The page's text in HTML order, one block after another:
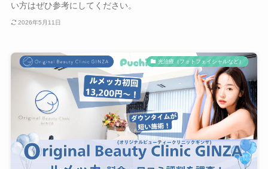
い方はぜひ参考にしてください。
2026年5月11日
光治療（フォトフェイシャルなど）